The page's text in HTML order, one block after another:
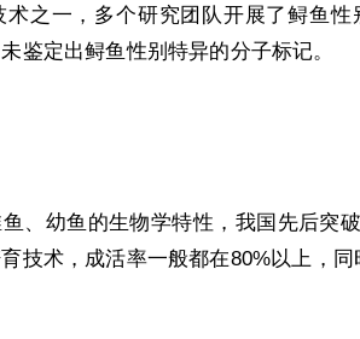
之一，多个研究团队开展了鲟鱼
鉴定出鲟鱼性别特异的分子标记。
、幼鱼的生物学特性，我国先后突
技术，成活率一般都在80%以上，